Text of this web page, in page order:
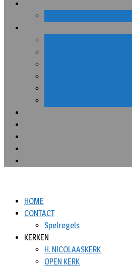
HOME
CONTACT
Spelregels
KERKEN
H. NICOLAASKERK
OPEN KERK